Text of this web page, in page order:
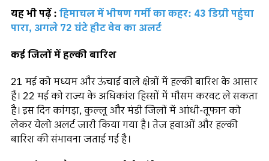
यह भी पढ़ें : हिमाचल में भीषण गर्मी का कहर: 43 डिग्री पहुंचा
पारा, अगले 72 घंटे हीट वेव का अलर्ट
कई जिलों में हल्की बारिश
21 मई को मध्यम और ऊंचाई वाले क्षेत्रों में हल्की बारिश के आसार
हैं। 22 मई को राज्य के अधिकांश हिस्सों में मौसम करवट ले सकता
है। इस दिन कांगड़ा, कुल्लू और मंडी जिलों में आंधी-तूफान को
लेकर येलो अलर्ट जारी किया गया है। तेज हवाओं और हल्की
बारिश की संभावना जताई गई है।